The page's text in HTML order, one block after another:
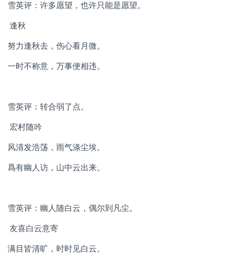
雪英评：许多愿望，也许只能是愿望。
逢秋
努力逢秋去，伤心看月微。
一时不称意，万事便相违。
雪英评：转合弱了点。
宏村随吟
风清发浩荡，雨气涤尘埃。
爲有幽人访，山中云出来。
雪英评：幽人随白云，偶尔到凡尘。
友喜白云意寄
满目皆清旷，时时见白云。